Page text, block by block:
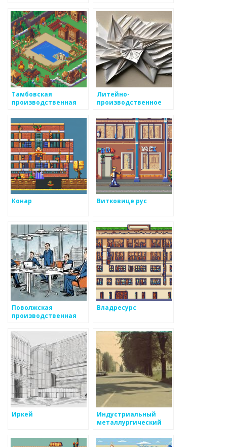
Тамбовская
производственная
Литейно-
производственное
Конар Витковице рус
Поволжская
производственная
Владресурс
Иркей
Индустриальный
металлургический